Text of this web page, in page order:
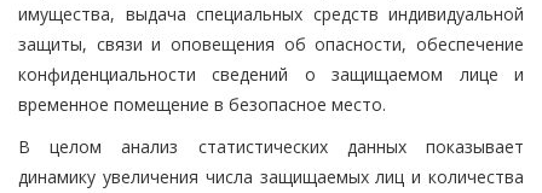
имущества, выдача специальных средств индивидуальной
защиты, связи и оповещения об опасности, обеспечение
конфиденциальности сведений о защищаемом лице и
временное помещение в безопасное место.
В целом анализ статистических данных показывает
динамику увеличения числа защищаемых лиц и количества